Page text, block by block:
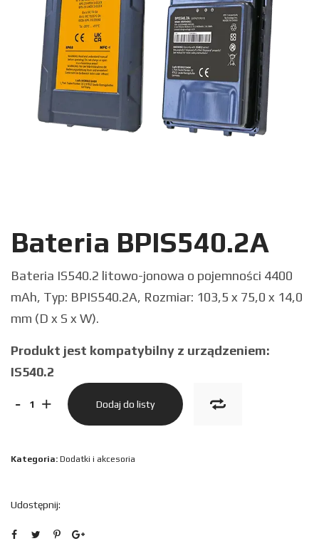
Bateria BPIS540.2A
Bateria IS540.2 litowo-jonowa o pojemności 4400
mAh, Typ: BPIS540.2A, Rozmiar: 103,5 x 75,0 x 14,0
mm (D x S x W).
Produkt jest kompatybilny z urządzeniem:
IS540.2
- + Dodaj do listy
Kategoria: Dodatki i akcesoria
Udostępnij: